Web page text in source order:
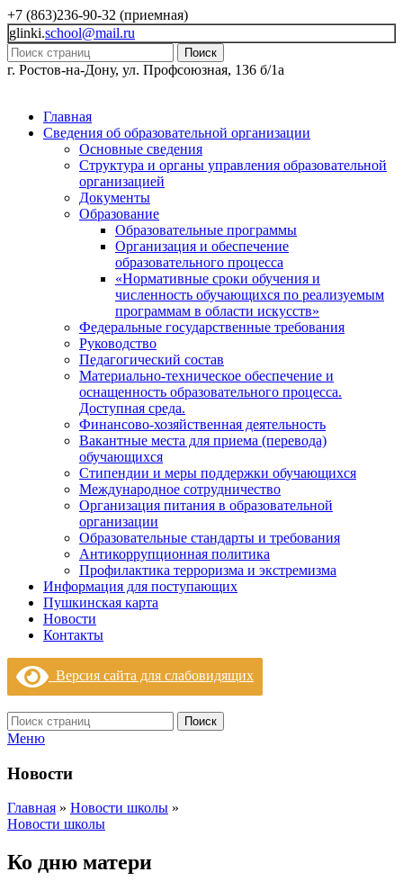
+7 (863)236-90-32 (приемная)
glinki.school@mail.ru
Поиск
г. Ростов-на-Дону, ул. Профсоюзная, 136 б/1а
Главная
Сведения об образовательной организации
Основные сведения
Структура и органы управления образовательной
организацией
Документы
Образование
Образовательные программы
Организация и обеспечение
образовательного процесса
«Нормативные сроки обучения и
численность обучающихся по реализуемым
программам в области искусств»
Федеральные государственные требования
Руководство
Педагогический состав
Материально-техническое обеспечение и
оснащенность образовательного процесса.
Доступная среда.
Финансово-хозяйственная деятельность
Вакантные места для приема (перевода)
обучающихся
Стипендии и меры поддержки обучающихся
Международное сотрудничество
Организация питания в образовательной
организации
Образовательные стандарты и требования
Антикоррупционная политика
Профилактика терроризма и экстремизма
Информация для поступающих
Пушкинская карта
Новости
Контакты
Версия сайта для слабовидящих
Поиск
Меню
Новости
Главная » Новости школы »
Новости школы
Ко дню матери